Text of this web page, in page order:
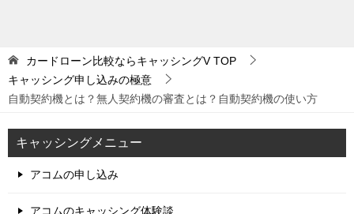
カードローン比較ならキャッシングVTOP
キャッシング申し込みの極意
自動契約機とは？無人契約機の審査とは？自動契約機の使い方
キャッシングメニュー
アコムの申し込み
アコムのキャッシング体験談